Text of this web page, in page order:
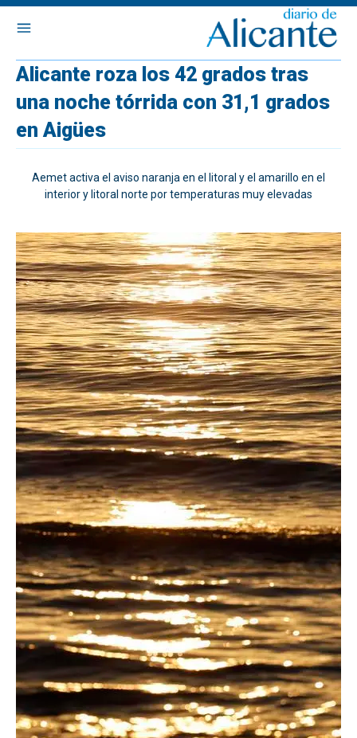
Alicante roza los 42 grados tras
una noche tórrida con 31,1 grados
en Aigües
Aemet activa el aviso naranja en el litoral y el amarillo en el
interior y litoral norte por temperaturas muy elevadas